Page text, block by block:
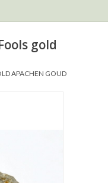
gold
APACHEN GOUD